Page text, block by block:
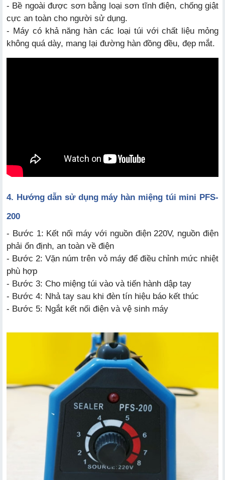
- Bề ngoài được sơn bằng loại sơn tĩnh điện, chống giật
cực an toàn cho người sử dụng.
- Máy có khả năng hàn các loại túi với chất liệu mỏng
không quá dày, mang lại đường hàn đồng đều, đẹp mắt.
4. Hướng dẫn sử dụng máy hàn miệng túi mini PFS-
200
- Bước 1: Kết nối máy với nguồn điện 220V, nguồn điện
phải ổn định, an toàn về điện
- Bước 2: Vặn núm trên vỏ máy để điều chỉnh mức nhiệt
phù hợp
- Bước 3: Cho miệng túi vào và tiến hành dập tay
- Bước 4: Nhả tay sau khi đèn tín hiệu báo kết thúc
- Bước 5: Ngắt kết nối điện và vệ sinh máy